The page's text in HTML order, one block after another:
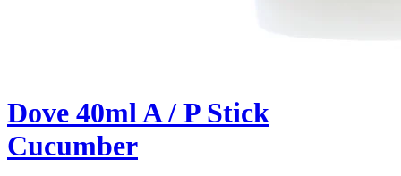
Dove 40ml A / P Stick
Cucumber